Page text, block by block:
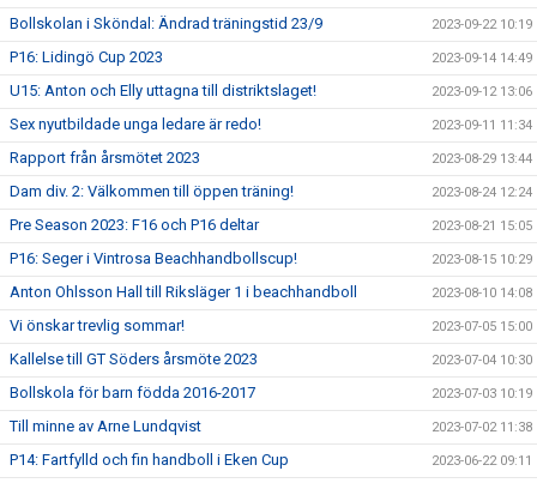
Bollskolan i Sköndal: Ändrad träningstid 23/9 2023-09-22 10:19
P16: Lidingö Cup 2023 2023-09-14 14:49
U15: Anton och Elly uttagna till distriktslaget! 2023-09-12 13:06
Sex nyutbildade unga ledare är redo! 2023-09-11 11:34
Rapport från årsmötet 2023 2023-08-29 13:44
Dam div. 2: Välkommen till öppen träning! 2023-08-24 12:24
Pre Season 2023: F16 och P16 deltar 2023-08-21 15:05
P16: Seger i Vintrosa Beachhandbollscup! 2023-08-15 10:29
Anton Ohlsson Hall till Riksläger 1 i beachhandboll 2023-08-10 14:08
Vi önskar trevlig sommar! 2023-07-05 15:00
Kallelse till GT Söders årsmöte 2023 2023-07-04 10:30
Bollskola för barn födda 2016-2017 2023-07-03 10:19
Till minne av Arne Lundqvist 2023-07-02 11:38
P14: Fartfylld och fin handboll i Eken Cup 2023-06-22 09:11